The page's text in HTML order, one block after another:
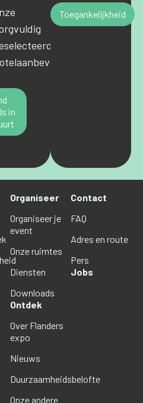
in
Toegankelijkheid
Organiseer
Organiseer je
event
Onze ruimtes
Diensten
Downloads
Ontdek
Over Flanders
expo
Nieuws
Duurzaamheidsbelofte
Onze andere
Contact
FAQ
Adres en route
Pers
Jobs